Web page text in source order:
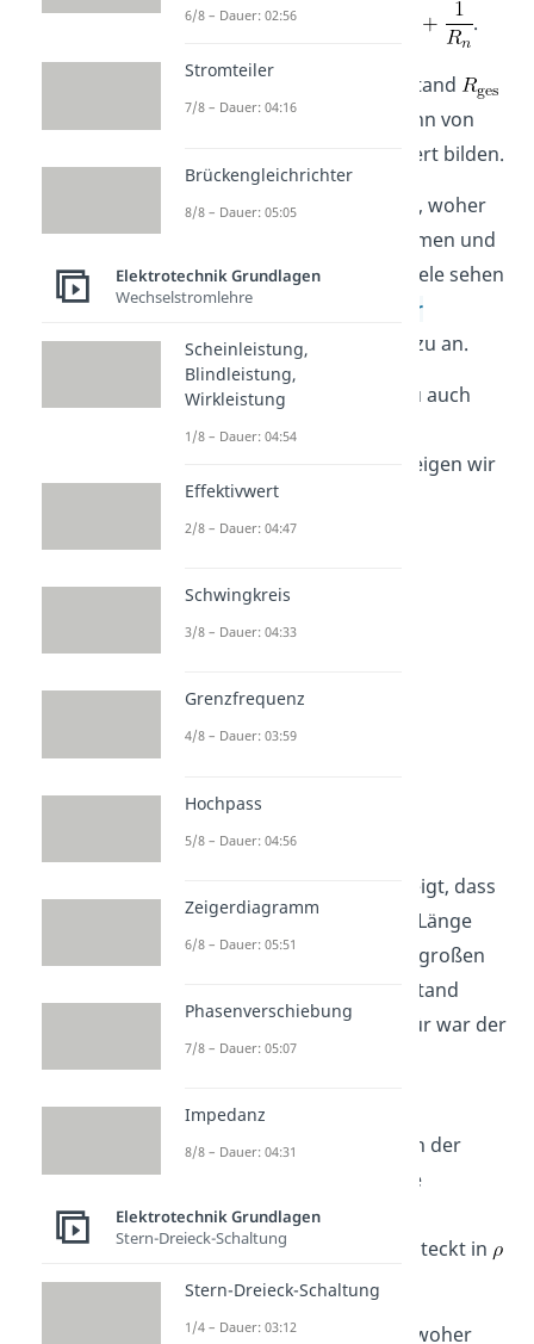
.
Um an den Gesamtwiderstand
zu gelangen, musst du dann von
dieser Summe den Kehrwert bilden.
Wenn du wissen möchtest, woher
genau diese Formeln kommen und
ausführliche Rechenbeispiele sehen
willst, dann schaue dir
hier
unbedingt unser Video dazu an.
Den Widerstand kannst du auch
messen! Wie das an einem
Stromkreis funktioniert, zeigen wir
dirhier!
Spezifischer
Widerstand
Wir hatten dir bereits gezeigt, dass
die geometrischen Maße (Länge
und Fläche) eines Bauteils großen
Einfluss auf seinen Widerstand
haben. Der Vermittler dafür war der
spezifische Widerstand
Widerstände hängen im
Allgemeinen aber auch von der
Temperatur ab. Auch diese
Information über die
Temperaturabhängigkeit steckt in
.
Was aber ist
genau und woher
6/8 – Dauer: 02:56
Stromteiler
7/8 – Dauer: 04:16
Brückengleichrichter
8/8 – Dauer: 05:05
Elektrotechnik Grundlagen
Wechselstromlehre
Scheinleistung,
Blindleistung,
Wirkleistung
1/8 – Dauer: 04:54
Effektivwert
2/8 – Dauer: 04:47
Schwingkreis
3/8 – Dauer: 04:33
Grenzfrequenz
4/8 – Dauer: 03:59
Hochpass
5/8 – Dauer: 04:56
Zeigerdiagramm
6/8 – Dauer: 05:51
Phasenverschiebung
7/8 – Dauer: 05:07
Impedanz
8/8 – Dauer: 04:31
Elektrotechnik Grundlagen
Stern-Dreieck-Schaltung
Stern-Dreieck-Schaltung
1/4 – Dauer: 03:12